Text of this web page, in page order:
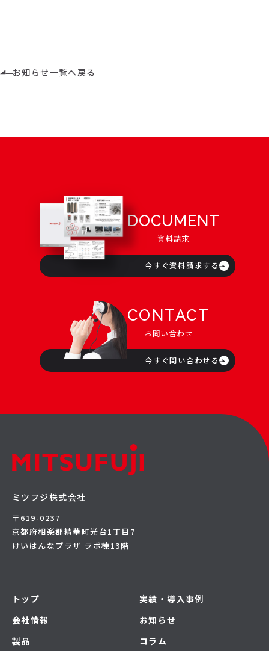
お知らせ一覧へ戻る
DOCUMENT
資料請求
今すぐ資料請求する
CONTACT
お問い合わせ
今すぐ問い合わせる
ミツフジ株式会社
〒619-0237
京都府相楽郡精華町光台1丁目7
けいはんなプラザ ラボ棟13階
トップ
会社情報
製品
実績・導入事例
お知らせ
コラム